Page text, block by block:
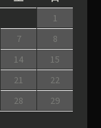
1
7
8
14
15
21
22
28
29